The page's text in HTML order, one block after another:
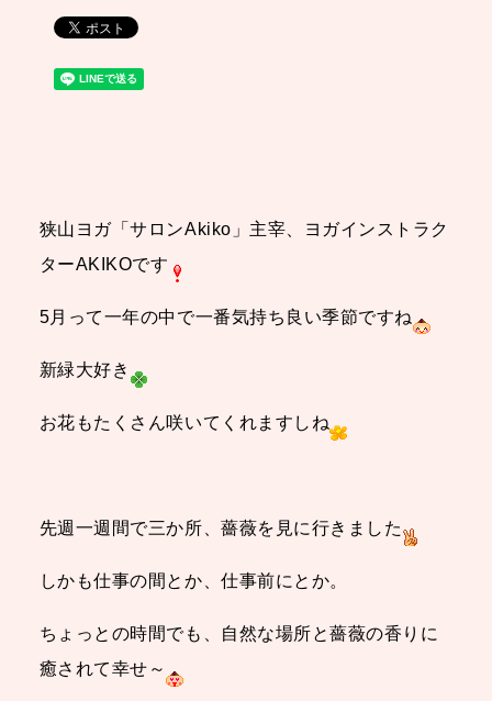
狭山ヨガ「サロンAkiko」主宰、ヨガインストラク
ターAKIKOです
5月って一年の中で一番気持ち良い季節ですね
新緑大好き
お花もたくさん咲いてくれますしね
先週一週間で三か所、薔薇を見に行きました
しかも仕事の間とか、仕事前にとか。
ちょっとの時間でも、自然な場所と薔薇の香りに
癒されて幸せ～